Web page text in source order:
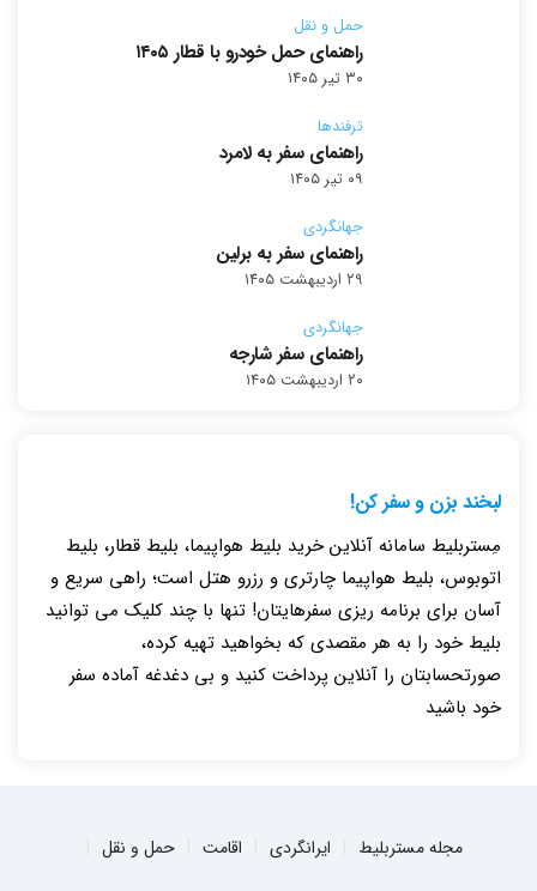
حمل و نقل
راهنمای حمل خودرو با قطار ۱۴۰۵
۳۰ تیر ۱۴۰۵
ترفندها
راهنمای سفر به لامرد
۰۹ تیر ۱۴۰۵
جهانگردی
راهنمای سفر به برلین
۲۹ اردیبهشت ۱۴۰۵
جهانگردی
راهنمای سفر شارجه
۲۰ اردیبهشت ۱۴۰۵
لبخند بزن و سفر کن!
مِستربلیط سامانه آنلاین خرید بلیط هواپیما، بلیط قطار، بلیط
اتوبوس، بلیط هواپیما چارتری و رزرو هتل است؛ راهی سریع و
آسان برای برنامه ریزی سفرهایتان! تنها با چند کلیک می توانید
بلیط خود را به هر مقصدی که بخواهید تهیه کرده،
صورتحسابتان را آنلاین پرداخت کنید و بی دغدغه آماده سفر
خود باشید
مجله مستربلیط ایرانگردی اقامت حمل و نقل